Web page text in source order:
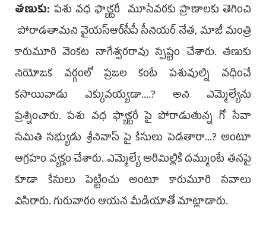
తణుకు:పశు వధ ఫ్యాక్టరీ మూసేవరకు ప్రాణాలకు తెగించి
పోరాడతామ‌ని వైయ‌స్ఆర్‌సీపీ సీనియ‌ర్ నేత‌, మాజీ మంత్రి
కారుమూరి వెంక‌ట నాగేశ్వ‌ర‌రావు స్ప‌ష్టం చేశారు. త‌ణుకు
నియోజక వర్గంలో ప్రజల కంటే పశువుల్ని వధించే
కసాయివాడు ఎక్కువయ్యడా....? అని ఎమ్మెల్యేను
ప్ర‌శ్నించారు. ప‌శు వ‌ధ ఫ్యాక్టరీ పై పోరాడుతున్న గో సేవా
సమితి సభ్యుడు శ్రీనివాస్ పై కేసులు పెడతారా...? అంటూ
ఆగ్ర‌హం వ్య‌క్తం చేశారు. ఎమ్మెల్యే అరిమిల్లికి దమ్ముంటే త‌న‌పై
కూడా కేసులు పెట్టించు అంటూ కారుమూరి స‌వాలు
విసిరారు. గురువారం ఆయ‌న మీడియాతో మాట్లాడారు.